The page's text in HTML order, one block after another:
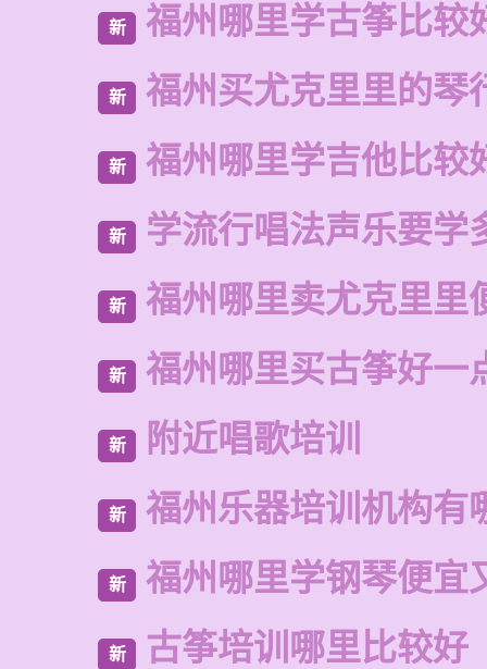
新 福州哪里学古筝比较
新 福州买尤克里里的琴
新 福州哪里学吉他比较
新 学流行唱法声乐要学
新 福州哪里卖尤克里里
新 福州哪里买古筝好一
新 附近唱歌培训
新 福州乐器培训机构有
新 福州哪里学钢琴便宜
新 古筝培训哪里比较好